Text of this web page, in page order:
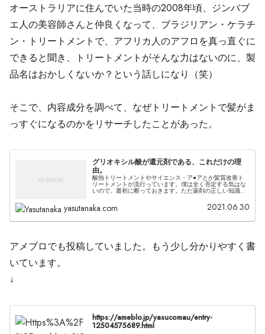
オーストラリアに住んでいた当時の2008年頃、ジンバブ
エ人の美容師さんと仲良くなって、ブラジリアン・ケラチ
ン・トリートメントで、アフリカ人のアフロを真っ直ぐに
できると聞き、トリートメントがそんな力はないのに、製
品名はおかしくないか？という話しになり（笑）
そこで、内容成分を調べて、なぜトリートメントで髪がま
っすぐになるのかをリサーチしたことがあった。
グリオキシル酸が還元剤である、これだけの理
由。
酸熱トリートメントやサイエンス・ア●アとか髪質改善ト
リートメントが流行っています。僕は全く否定する気はな
いので、最初に断っておきます。ただ薬剤の正しい知識が
ないと、お客さんの髪にダメージを与え、取り返しのつか
ない事になるのを防ぎたいという思...
yasutanaka.com 2021.06.30
アメブロでも投稿していました。もう少し分かりやすく書
いています。
↓
https://ameblo.jp/yasucomau/entry-
12504575689.html